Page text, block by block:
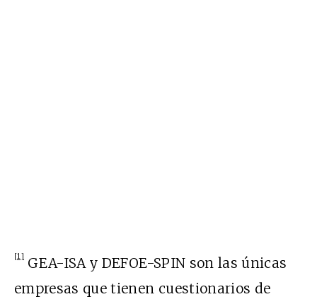
[1] GEA-ISA y DEFOE-SPIN son las únicas
empresas que tienen cuestionarios de